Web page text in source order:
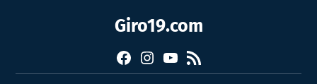
Giro19.com
FacebookInstagram
YouTube
RSS